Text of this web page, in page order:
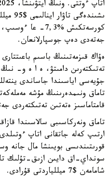
جەتەدى دەپ جوسپارلانعان.
ەۇاك قىزمەتىنىڭ باسىم
تەتىكتەرىن دامىتۋ، ە ا ە و- نىڭ
جۇيەسى اياسىندا جاساندى
تاماق ونىمدەرىنىڭ مۇشە
قامتاماسىز ەتەتىن تەتىكتەردى
تاماق ونەركاسىبى سالاسىندا
قورىتىندىسى بويىنشا مال
سونداي-اق دايىن ازىق-تۇلىك
شامامەن $7 ميللياردتى قۇرادى.